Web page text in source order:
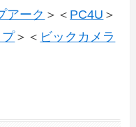
アーク ＞＜ PC4U ＞
プ＞＜ ビックカメラ